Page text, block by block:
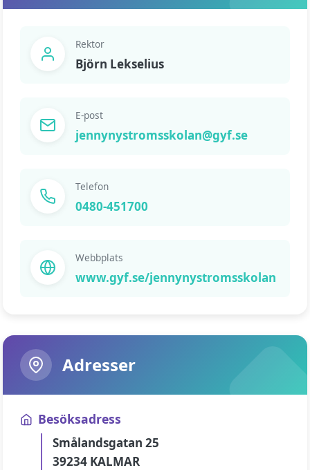
Rektor
Björn Lekselius
E-post
jennynystromsskolan@gyf.se
Telefon
0480-451700
Webbplats
www.gyf.se/jennynystromsskolan
Adresser
Besöksadress
Smålandsgatan 25
39234 KALMAR